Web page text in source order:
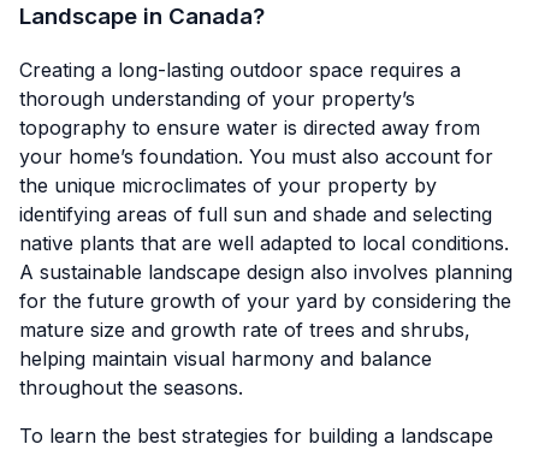
Landscape in Canada?
Creating a long-lasting outdoor space requires a
thorough understanding of your property’s
topography to ensure water is directed away from
your home’s foundation. You must also account for
the unique microclimates of your property by
identifying areas of full sun and shade and selecting
native plants that are well adapted to local conditions.
A sustainable landscape design also involves planning
for the future growth of your yard by considering the
mature size and growth rate of trees and shrubs,
helping maintain visual harmony and balance
throughout the seasons.
To learn the best strategies for building a landscape